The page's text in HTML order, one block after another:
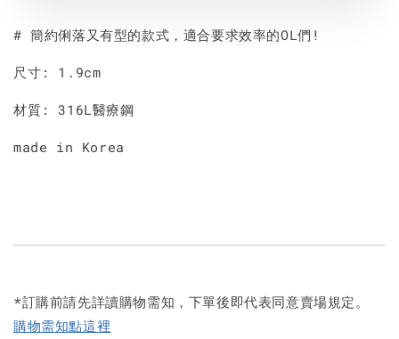
# 簡約俐落又有型的款式，適合要求效率的OL們!
尺寸: 1.9cm
材質: 316L醫療鋼
made in Korea
*訂購前請先詳讀購物需知，下單後即代表同意賣場規定。
購物需知點這裡